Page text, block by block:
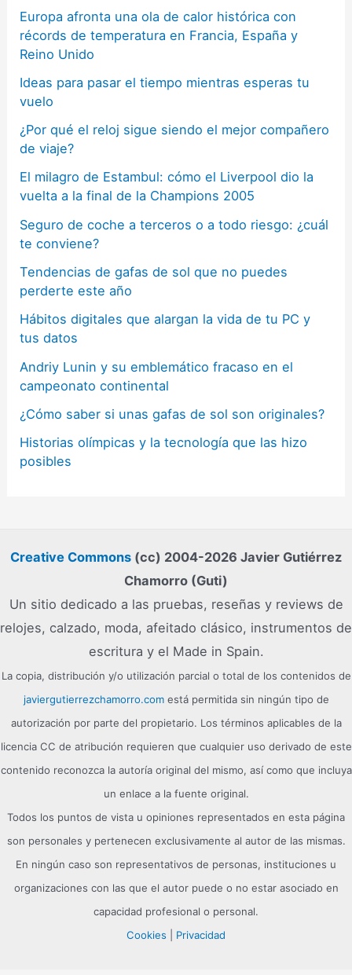
Europa afronta una ola de calor histórica con
récords de temperatura en Francia, España y
Reino Unido
Ideas para pasar el tiempo mientras esperas tu
vuelo
¿Por qué el reloj sigue siendo el mejor compañero
de viaje?
El milagro de Estambul: cómo el Liverpool dio la
vuelta a la final de la Champions 2005
Seguro de coche a terceros o a todo riesgo: ¿cuál
te conviene?
Tendencias de gafas de sol que no puedes
perderte este año
Hábitos digitales que alargan la vida de tu PC y
tus datos
Andriy Lunin y su emblemático fracaso en el
campeonato continental
¿Cómo saber si unas gafas de sol son originales?
Historias olímpicas y la tecnología que las hizo
posibles
Creative Commons (cc) 2004-2026 Javier Gutiérrez
Chamorro (Guti)
Un sitio dedicado a las pruebas, reseñas y reviews de
relojes, calzado, moda, afeitado clásico, instrumentos de
escritura y el Made in Spain.
La copia, distribución y/o utilización parcial o total de los contenidos de
javiergutierrezchamorro.comestá permitida sin ningún tipo de
autorización por parte del propietario. Los términos aplicables de la
licencia CC de atribución requieren que cualquier uso derivado de este
contenido reconozca la autoría original del mismo, así como que incluya
un enlace a la fuente original.
Todos los puntos de vista u opiniones representados en esta página
son personales y pertenecen exclusivamente al autor de las mismas.
En ningún caso son representativos de personas, instituciones u
organizaciones con las que el autor puede o no estar asociado en
capacidad profesional o personal.
Cookies
Privacidad